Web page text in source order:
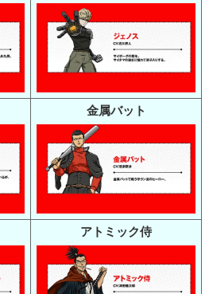
金属バット
アトミック侍